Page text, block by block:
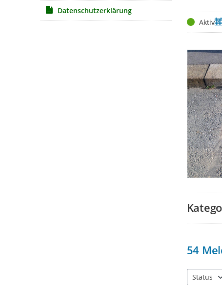
StatusAktiv
54
Status
Datenschutzerklärung